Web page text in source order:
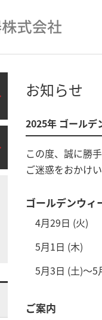
お知らせ
2025年 ゴールデ
この度、誠に勝
ご迷惑をおかけ
ゴールデンウィ
4月29日 (火)
5月1日 (木)
5月3日 (土)～5
ご案内